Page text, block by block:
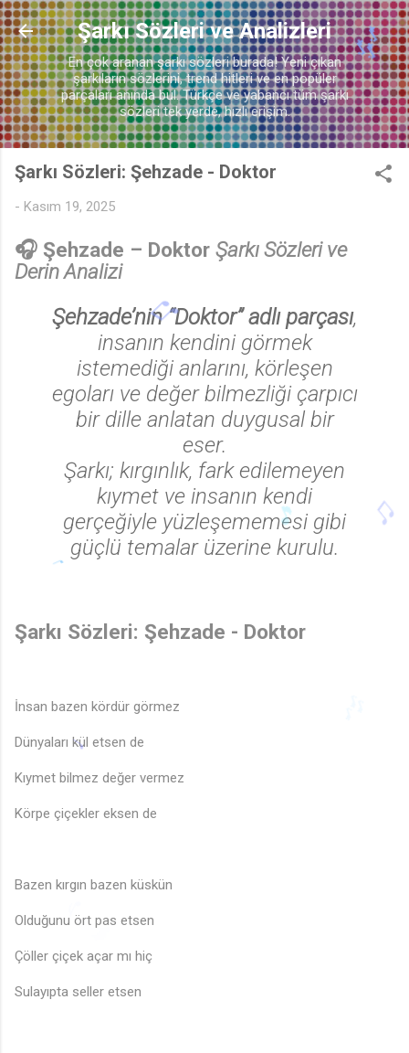
Ana içeriğe atla
Şarkı Sözleri ve Analizleri
En çok aranan şarkı sözleri burada! Yeni çıkan
şarkıların sözlerini, trend hitleri ve en popüler
parçaları anında bul. Türkçe ve yabancı tüm şarkı
sözleri tek yerde, hızlı erişim.
Şarkı Sözleri: Şehzade - Doktor
- Kasım 19, 2025
🎧 Şehzade – Doktor Şarkı Sözleri ve
Derin Analizi
Şehzade’nin “Doktor” adlı parçası,
insanın kendini görmek
istemediği anlarını, körleşen
egoları ve değer bilmezliği çarpıcı
bir dille anlatan duygusal bir
eser.
Şarkı; kırgınlık, fark edilemeyen
kıymet ve insanın kendi
gerçeğiyle yüzleşememesi gibi
güçlü temalar üzerine kurulu.
Şarkı Sözleri: Şehzade - Doktor
İnsan bazen kördür görmez
Dünyaları kül etsen de
Kıymet bilmez değer vermez
Körpe çiçekler eksen de
Bazen kırgın bazen küskün
Olduğunu ört pas etsen
Çöller çiçek açar mı hiç
Sulayıpta seller etsen
♪ 🎵
♪
🎶
🎵
♪